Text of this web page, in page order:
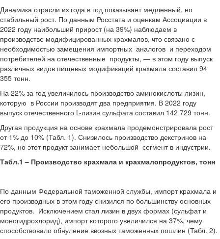
Динамика отрасли из года в год показывает медленный, но
стабильный рост. По данным Росстата и оценкам Ассоциации в
2022 году наибольший прирост (на 39%) наблюдаем в
производстве модифицированных крахмалов, что связано с
необходимостью замещения импортных аналогов и переходом
потребителей на отечественные продукты, — в этом году выпуск
различных видов пищевых модификаций крахмала составил 94
355 тонн.
На 22% за год увеличилось производство аминокислоты лизин,
которую в России производят два предприятия. В 2022 году
выпуск отечественного L-лизин сульфата составил 142 729 тонн.
Другая продукция на основе крахмала продемонстрировала рост
от 1% до 10% (Табл. 1). Снизилось производство декстринов на
72%, но этот продукт занимает небольшой сегмент в индустрии.
Табл.1 – Производство крахмала и крахмалопродуктов, тонн
По данным Федеральной таможенной службы, импорт крахмала и
его производных в этом году снизился по большинству основных
продуктов. Исключением стал лизин в двух формах (сульфат и
моногидрохлорид), импорт которого увеличился на 37%, чему
способствовало обнуление ввозных таможенных пошлин (Табл. 2).